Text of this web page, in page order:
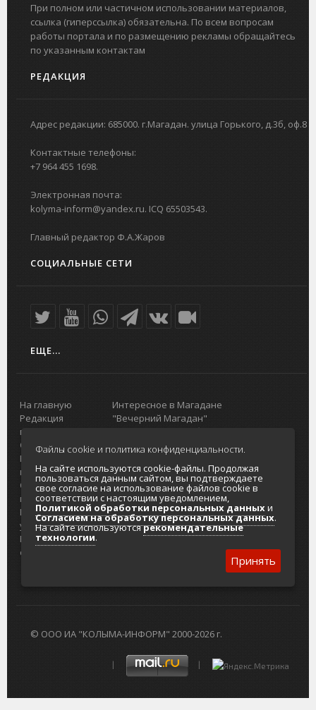
При полном или частичном использовании материалов,
ссылка (гиперссылка) обязательна. По всем вопросам
работы портала и по размещению рекламы обращайтесь
по указанным контактам
РЕДАКЦИЯ
Адрес редакции: 685000. г.Магадан. улица Горького, д.3б, оф.8
Контактные телефоны:
+7 964 455 1698.
Электронная почта:
kolyma-inform@yandex.ru. ICQ 65503543.
Главный редактор Ф.А.Жаров
СОЦИАЛЬНЫЕ СЕТИ
ЕЩЕ...
На главную
Редакция
портала
О проекте
Реклама на
портале
Отзывы и
предложения
Интернет-
услуги
Разработка
сайтов
Интересное в Магадане
"Вечерний Магадан"
Городская доска объявлений
Главный туристический портал
Колымы
Политика в отношении обработки
персональных данных
Согласие на обработку персональных
данных
© ООО ИА "КОЛЫМА-ИНФОРМ" 2000-2026 г.
Файлы cookie и политика конфиденциальности.
На сайте используются cookie-файлы. Продолжая
пользоваться данным сайтом, вы подтверждаете
свое согласие на использование файлов cookie в
соответствии с настоящим уведомлением,
Политикой обработки персональных данныхи
Согласием на обработку персональных данных.
На сайте используютсярекомендательные
технологии.
Принять